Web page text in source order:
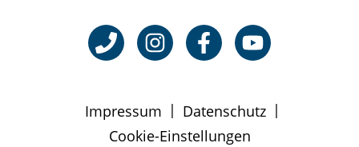
Impressum | Datenschutz |
Cookie-Einstellungen